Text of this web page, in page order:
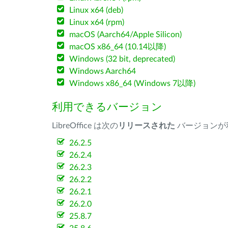
Linux x64 (deb)
Linux x64 (rpm)
macOS (Aarch64/Apple Silicon)
macOS x86_64 (10.14以降)
Windows (32 bit, deprecated)
Windows Aarch64
Windows x86_64 (Windows 7以降)
利用できるバージョン
LibreOffice は次のリリースされた バージョンが
26.2.5
26.2.4
26.2.3
26.2.2
26.2.1
26.2.0
25.8.7